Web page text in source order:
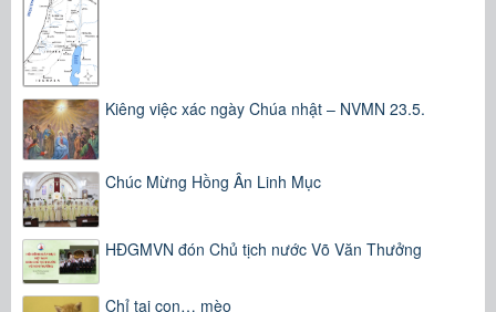
Kiêng việc xác ngày Chúa nhật – NVMN 23.5.
Chúc Mừng Hồng Ân Linh Mục
HĐGMVN đón Chủ tịch nước Võ Văn Thưởng
Chỉ tại con… mèo